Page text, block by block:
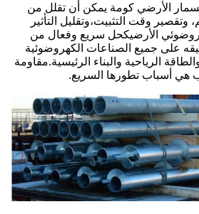
الأرضي كومة يمكن أن تقلل من
وقت التثبيت،وتقليل التأثير
الأرضيكحل سريع وفعال من
على جميع الصناعات الكهروضوئية
الرياحية والبناء الرئيسية.مقاومة
هي أسباب تطورها السريع.